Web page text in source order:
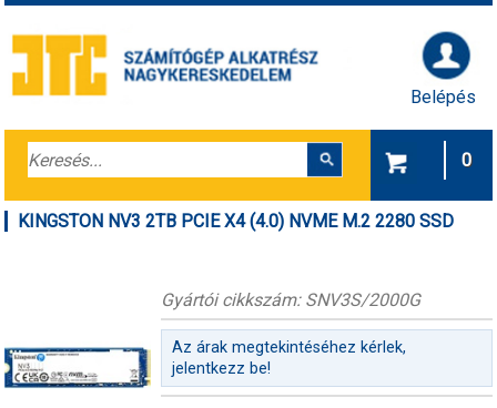
Belépés
0
KINGSTON NV3 2TB PCIE X4 (4.0) NVME M.2 2280 SSD
Gyártói cikkszám: SNV3S/2000G
Az árak megtekintéséhez kérlek,
jelentkezz be!